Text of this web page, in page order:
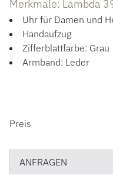
ÜBER UNS
Merkmale: Lambda
Uhr für Damen und
Handaufzug
Zifferblattfarbe: Grau
Armband: Leder
Preis
ANFRAGEN